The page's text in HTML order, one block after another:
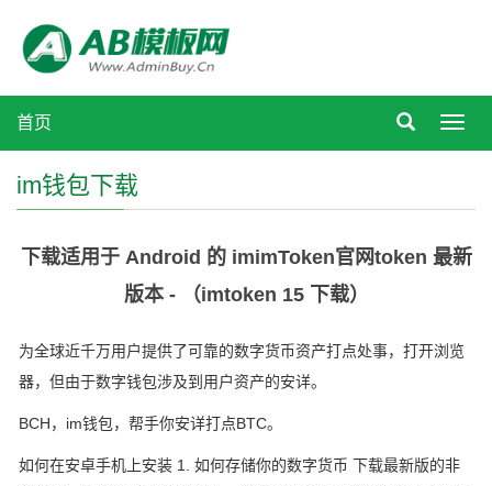
首页
im钱包下载
下载适用于 Android 的 imimToken官网token 最新
版本 - （imtoken 15 下载）
为全球近千万用户提供了可靠的数字货币资产打点处事，打开浏览
器，但由于数字钱包涉及到用户资产的安详。
BCH，im钱包，帮手你安详打点BTC。
如何在安卓手机上安装 1. 如何存储你的数字货币 下载最新版的非